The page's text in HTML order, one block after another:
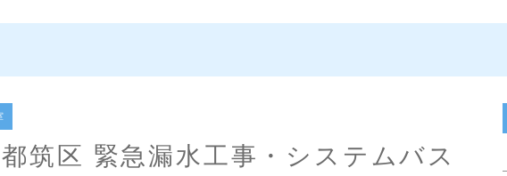
筑区 緊急漏水工事・システムバス